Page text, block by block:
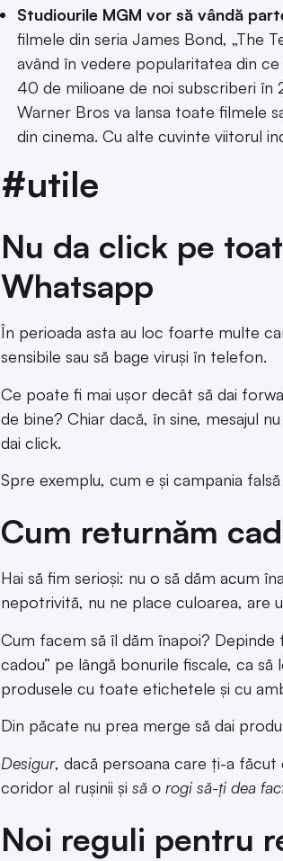
Studiourile MGM vor să vândă
filmele din seria James Bond, „The
având în vedere popularitatea din
40 de milioane de noi subscriberi în
Warner Bros va lansa toate filmele
din cinema. Cu alte cuvinte viitorul
#utile
Nu da click pe
Whatsapp
În perioada asta au loc foarte multe
sensibile sau să bage viruși în telefon.
Ce poate fi mai ușor decât să dai
de bine? Chiar dacă, în sine, mesajul
dai click.
Spre exemplu, cum e și campania
Cum returnăm
Hai să fim serioși: nu o să dăm acum
nepotrivită, nu ne place culoarea, are
Cum facem să îl dăm înapoi?
cadou” pe lângă bonurile fiscale, ca
produsele cu toate etichetele și cu
Din păcate nu prea merge să dai
Desigur, dacă persoana care ți-a făcut
coridor al rușinii și să o rogi să-ți dea
Noi reguli pentru